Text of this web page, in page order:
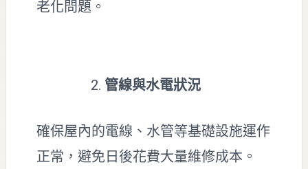
老化問題。
管線與水電狀況
確保屋內的電線、水管等基礎設施運作
正常，避免日後花費大量維修成本。